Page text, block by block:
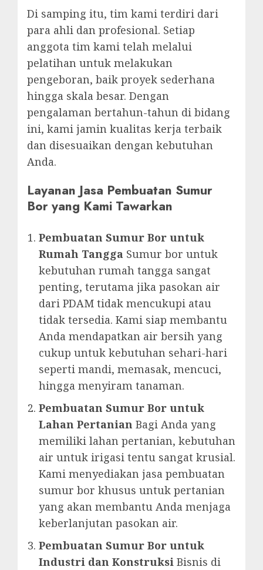
Di samping itu, tim kami terdiri dari
para ahli dan profesional. Setiap
anggota tim kami telah melalui
pelatihan untuk melakukan
pengeboran, baik proyek sederhana
hingga skala besar. Dengan
pengalaman bertahun-tahun di bidang
ini, kami jamin kualitas kerja terbaik
dan disesuaikan dengan kebutuhan
Anda.
Layanan Jasa Pembuatan Sumur
Bor yang Kami Tawarkan
Pembuatan Sumur Bor untuk
Rumah Tangga Sumur bor untuk
kebutuhan rumah tangga sangat
penting, terutama jika pasokan air
dari PDAM tidak mencukupi atau
tidak tersedia. Kami siap membantu
Anda mendapatkan air bersih yang
cukup untuk kebutuhan sehari-hari
seperti mandi, memasak, mencuci,
hingga menyiram tanaman.
Pembuatan Sumur Bor untuk
Lahan Pertanian Bagi Anda yang
memiliki lahan pertanian, kebutuhan
air untuk irigasi tentu sangat krusial.
Kami menyediakan jasa pembuatan
sumur bor khusus untuk pertanian
yang akan membantu Anda menjaga
keberlanjutan pasokan air.
Pembuatan Sumur Bor untuk
Industri dan Konstruksi Bisnis di